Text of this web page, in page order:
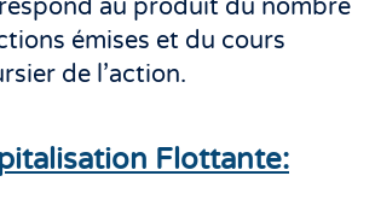
au produit du nombre
émises et du cours
de l’action.
Flottante: